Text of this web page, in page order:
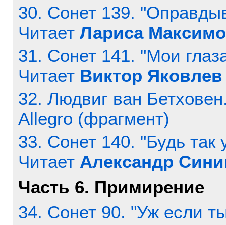
30. Сонет 139.
Читает Лариса
31. Сонет 141. "Мои
Читает Виктор Яковлев
32. Людвиг ван
Allegro (фрагмент)
33. Сонет 140. "Будь
Читает Александр
Часть 6. Примирение
34. Сонет 90. "Уж если